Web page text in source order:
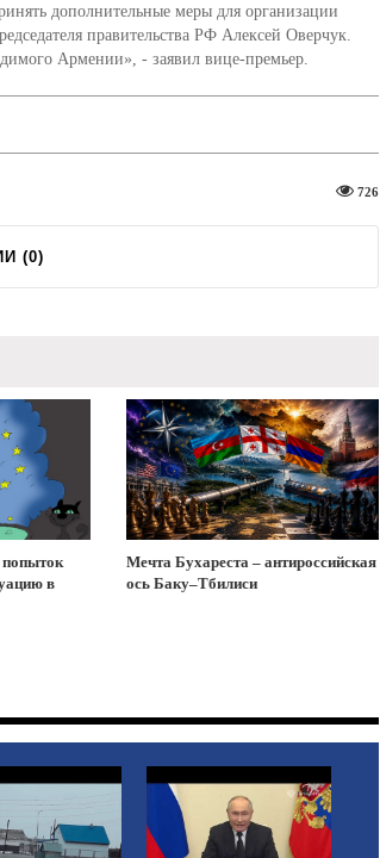
дополнительные меры для организации
правительства РФ Алексей Оверчук.
Армении», - заявил вице-премьер.
726
(0)
попыток
в
Мечта Бухареста – антироссийская
ось Баку–Тбилиси